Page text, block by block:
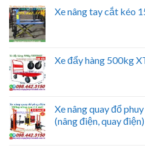
Xe nâng tay cắt kéo
Xe đẩy hàng 500kg
Xe nâng quay đổ
(nâng điện, quay điện)